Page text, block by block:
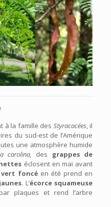
à la famille des Styracacées, il
du sud-est de l’Amérique
une atmosphère humide
carolina, des grappes de
éclosent en mai avant
foncéen été prend en
. L’écorce squameuse
plaques et rend l’arbre